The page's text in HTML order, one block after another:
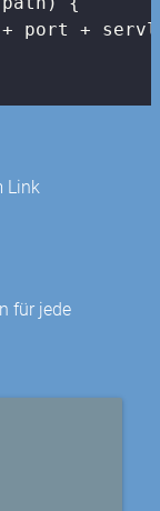
+ port +
Link
für jede